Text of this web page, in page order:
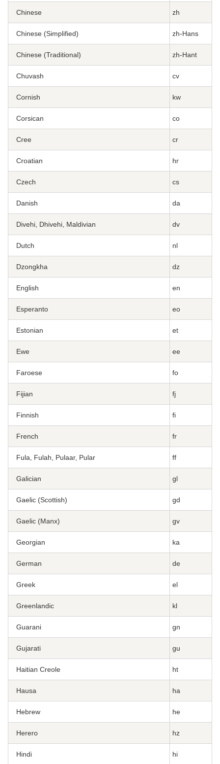
Chinese zh
Chinese (Simplified) zh-Hans
Chinese (Traditional) zh-Hant
Chuvash cv
Cornish kw
Corsican co
Cree cr
Croatian hr
Czech cs
Danish da
Divehi, Dhivehi, Maldivian dv
Dutch nl
Dzongkha dz
English en
Esperanto eo
Estonian et
Ewe ee
Faroese fo
Fijian fj
Finnish fi
French fr
Fula, Fulah, Pulaar, Pular ff
Galician gl
Gaelic (Scottish) gd
Gaelic (Manx) gv
Georgian ka
German de
Greek el
Greenlandic kl
Guarani gn
Gujarati gu
Haitian Creole ht
Hausa ha
Hebrew he
Herero hz
Hindi hi